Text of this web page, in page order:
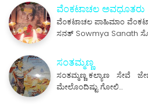
ವೆಂಕಟಾಚಲ ಅವಧೂತರು
ವೆಂಕಟಾಚಲ ಪಾಹಿಮಾಂ
ಸನತ್ Sowmya Sanath
ಸಂತಮ್ಮಣ್ಣ
ಸಂತಮ್ಮಣ್ಣ ಕಲ್ಯಾಣ ಸೇವೆ
ಮೇಲೊಂದಿಷ್ಟು ಗೋಲಿ…